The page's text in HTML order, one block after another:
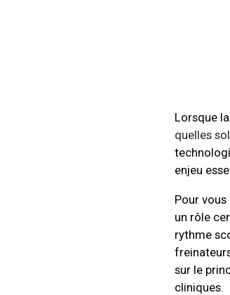
Lorsque
quelles
enjeu
Pour
un rôle
rythme
sur le
cliniques.